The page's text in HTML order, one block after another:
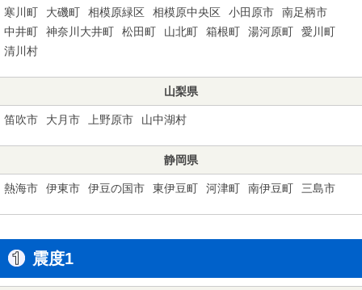
寒川町
大磯町 相模原緑区 相模原中央区 小田原市
南足柄市
中井町
神奈川大井町 松田町 山北町 箱根町 湯河原町
愛川町
清川村
山梨県
笛吹市 大月市 上野原市 山中湖村
静岡県
熱海市 伊東市 伊豆の国市 東伊豆町 河津町 南伊豆町 三島市
震度1